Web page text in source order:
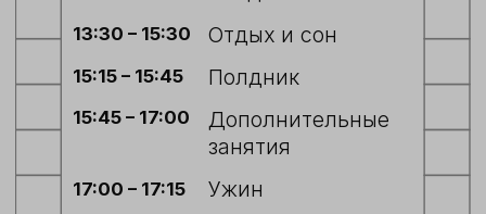
все интересующие вопросы. При
желании вы можете и посмотреть как
проходят занятия в группе
3. ПОБЕСЕДОВАТЬ
ДОШКОЛЬНОГО ОТДЕЛЕНИЯ